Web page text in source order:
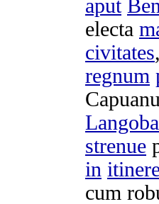
aput
electa
civitates
regnum
strenue
in
cum